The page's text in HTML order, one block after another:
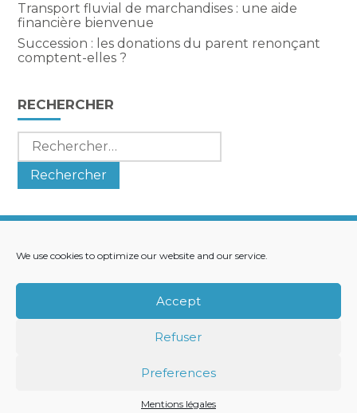
We use cookies to optimize our website and our service.
Accept
Refuser
Preferences
Mentions légales
Transport fluvial de marchandises : une aide
financière bienvenue
Succession : les donations du parent renonçant
comptent-elles ?
RECHERCHER
Rechercher :
Principale
NOS SOLUTIONS
RECRUTEMENT
CONTACT
MENTIONS LÉGALES
CONCEPTION ET RÉALISATION CLASSE 7